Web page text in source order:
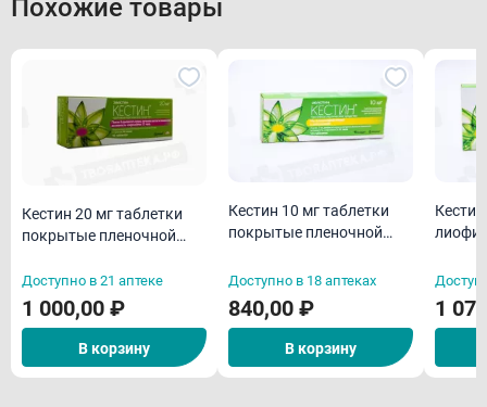
Похожие товары
Кестин 20 мг таблетки
покрытые пленочной
Доступно в 21 аптеке
1 000,00 ₽
В корзину
Кестин 10 мг таблетки
покрытые пленочной
Доступно в 18 аптеках
840,00 ₽
В корзину
рта
1